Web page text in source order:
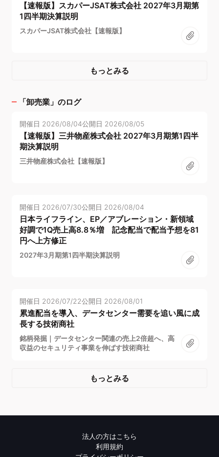
【速報版】スカパーJSAT株式会社 2027年3月期第
1四半期決算説明
スカパーJSAT株式会社【速報版】
もっとみる
「卸売業 」のログ
開催日 2026/08/04公開日 2026/08/05
【速報版】三井物産株式会社 2027年3月期第1四半
期決算説明
三井物産株式会社【速報版】
開催日 2026/07/30公開日 2026/08/04
日本ライフライン、EP／アブレーション・新領域
好調で1Q売上高8.8％増 記念配当で配当予想を81
円へ上方修正
2027年3月期第1四半期決算説明
開催日 2026/07/22公開日 2026/08/01
累進配当を導入、データセンター需要を追い風に成
長する技術商社
銘柄発掘｜データセンター関連の売上2倍超へ、高
収益のセキュリティ事業を伸ばす技術商社
もっとみる
法人の方はこちら
利用規約